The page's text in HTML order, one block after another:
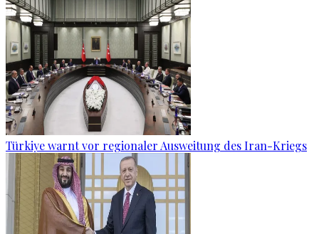
Türkiye warnt vor regionaler Ausweitung des Iran-Kriegs